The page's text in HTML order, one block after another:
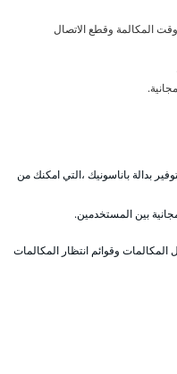
وقت المكالمة وقطع الاتصال
بدالة باناسونيك ،التي امكنك من
بين المستخدمين.
وقوائم انتظار المكالمات